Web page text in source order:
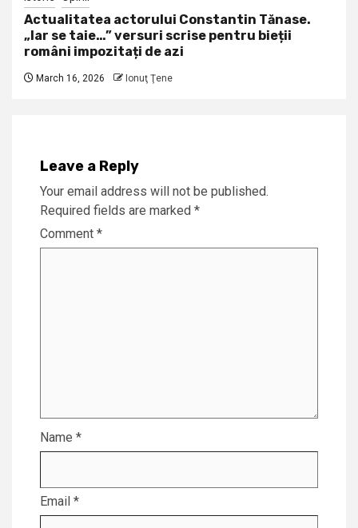
Actualitatea actorului Constantin Tănase.
„Iar se taie…” versuri scrise pentru bieții
români impozitați de azi
March 16, 2026 Ionuţ Ţene
Leave a Reply
Your email address will not be published.
Required fields are marked *
Comment *
Name *
Email *